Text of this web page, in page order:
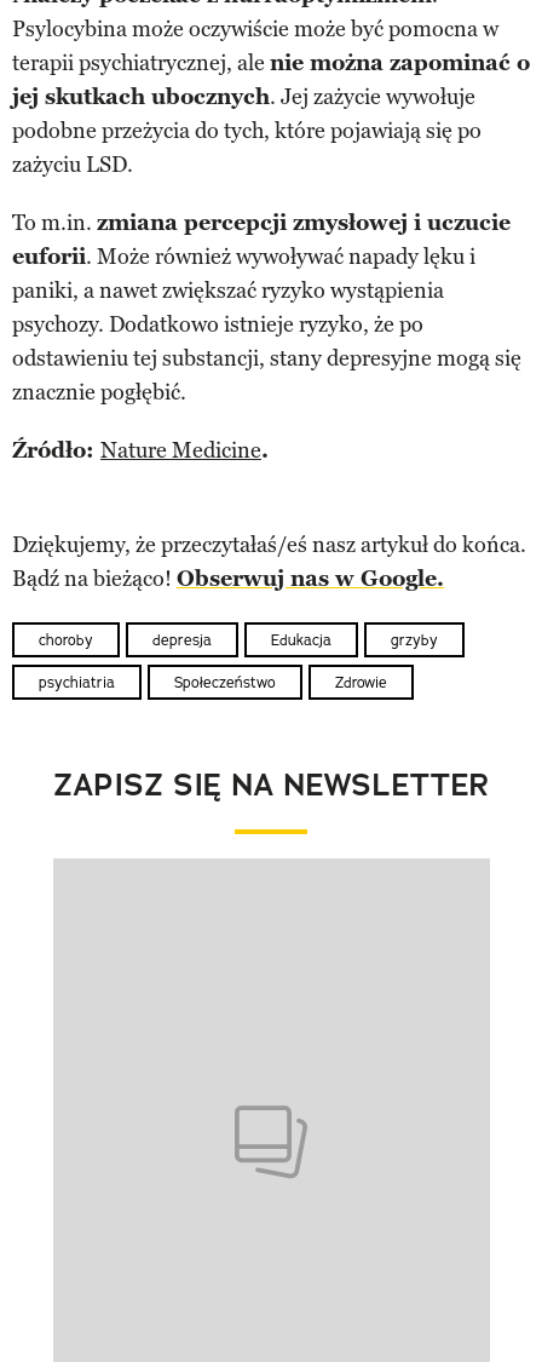
Psylocybina może oczywiście może być pomocna w
terapii psychiatrycznej, ale nie można zapominać o
jej skutkach ubocznych. Jej zażycie wywołuje
podobne przeżycia do tych, które pojawiają się po
zażyciu LSD.
To m.in. zmiana percepcji zmysłowej i uczucie
euforii. Może również wywoływać napady lęku i
paniki, a nawet zwiększać ryzyko wystąpienia
psychozy. Dodatkowo istnieje ryzyko, że po
odstawieniu tej substancji, stany depresyjne mogą się
znacznie pogłębić.
Źródło: Nature Medicine.
Dziękujemy, że przeczytałaś/eś nasz artykuł do końca.
Bądź na bieżąco! Obserwuj nas w Google.
choroby depresja Edukacja grzyby
psychiatria Społeczeństwo Zdrowie
ZAPISZ SIĘ NA NEWSLETTER